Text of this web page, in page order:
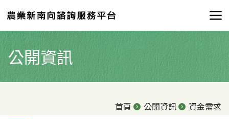
公開資訊
首頁 公開資訊 資金需求